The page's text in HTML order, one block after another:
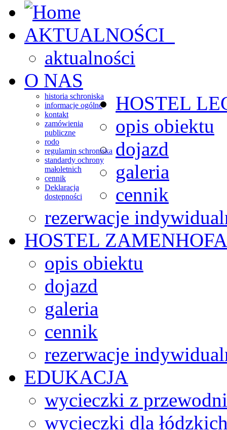
AKTUALNOŚCI
aktualności
O NAS
historia schroniska
informacje ogólne
kontakt
zamówienia
publiczne
rodo
regulamin schroniska
standardy ochrony
małoletnich
cennik
Deklaracja
dostępności
HOSTEL
opis obiektu
dojazd
galeria
cennik
rezerwacje
HOSTEL
opis obiektu
dojazd
galeria
cennik
rezerwacje
EDUKACJA
wycieczki z
wycieczki dla